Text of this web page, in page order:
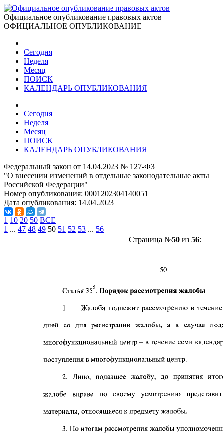
Официальное опубликование правовых актов
ОФИЦИАЛЬНОЕ ОПУБЛИКОВАНИЕ
Сегодня
Неделя
Месяц
ПОИСК
КАЛЕНДАРЬ ОПУБЛИКОВАНИЯ
Сегодня
Неделя
Месяц
ПОИСК
КАЛЕНДАРЬ ОПУБЛИКОВАНИЯ
Федеральный закон от 14.04.2023 № 127-ФЗ
"О внесении изменений в отдельные законодательные акты
Российской Федерации"
Номер опубликования: 0001202304140051
Дата опубликования: 14.04.2023
1 10 20 50 ВСЕ
1 ... 47 48 49 50 51 52 53 ... 56
Страница №50из 56: